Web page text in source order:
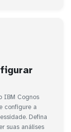
IBM Cognos
configure a
Defina
suas análises